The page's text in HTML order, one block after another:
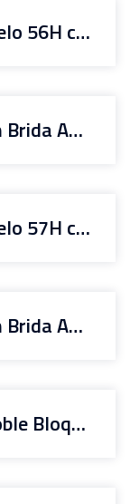
Conjunto Acces Fitting Modelo 56H con Brida ANSI RJ
Acces Fitting Modelo 56 con Brida ANSI RJ
Conjunto Acces Fitting Modelo 57H con Brida ANSI RF
Acces Fitting Modelo 57 con Brida ANSI RF
Kit Válvula de Servicio de Doble Bloqueo y Purga 3600DBB